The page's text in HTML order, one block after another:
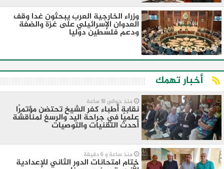
وزراء الخارجية العرب يبحثون غدا وقف
العدوان الإسرائيلي على غزة والضفة
ودعم فلسطين دوليا
أخبار تهمك
منذ حوالي 18 ساعة
نقابة أطباء كفر الشيخ تحتضن مؤتمرًا
علميًا في جراحة اليد والرسغ لمناقشة
أحدث التقنيات والتوصيات
منذ ساعة و 6 دقيقة
ختام امتحانات الدور الثاني للإعدادية